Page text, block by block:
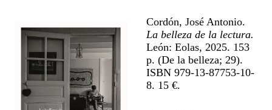
Cordón, José Antonio.
La belleza de la lectura.
León: Eolas, 2025. 153
p. (De la belleza; 29).
ISBN 979-13-87753-10-
8. 15 €.